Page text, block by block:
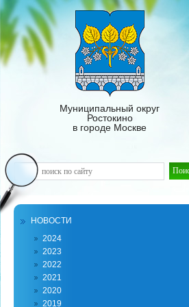
Муниципальный округ
Ростокино
в городе Москве
НОВОСТИ
2024
2023
2022
2021
2020
2019